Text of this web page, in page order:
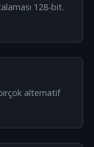
128-bit.
alternatif